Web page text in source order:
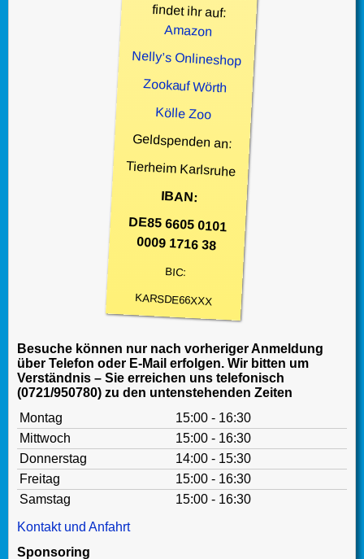
findet ihr auf:
Amazon
Nelly’s Onlineshop
Zookauf Wörth
Kölle Zoo
Geldspenden an:
Tierheim Karlsruhe
IBAN:
DE85 6605 0101
0009 1716 38
BIC:
KARSDE66XXX
Besuche können nur nach vorheriger Anmeldung
über Telefon oder E-Mail erfolgen. Wir bitten um
Verständnis – Sie erreichen uns telefonisch
(0721/950780) zu den untenstehenden Zeiten
Montag
15:00 - 16:30
Mittwoch
15:00 - 16:30
Donnerstag
14:00 - 15:30
Freitag
15:00 - 16:30
Samstag
15:00 - 16:30
Kontakt und Anfahrt
Sponsoring